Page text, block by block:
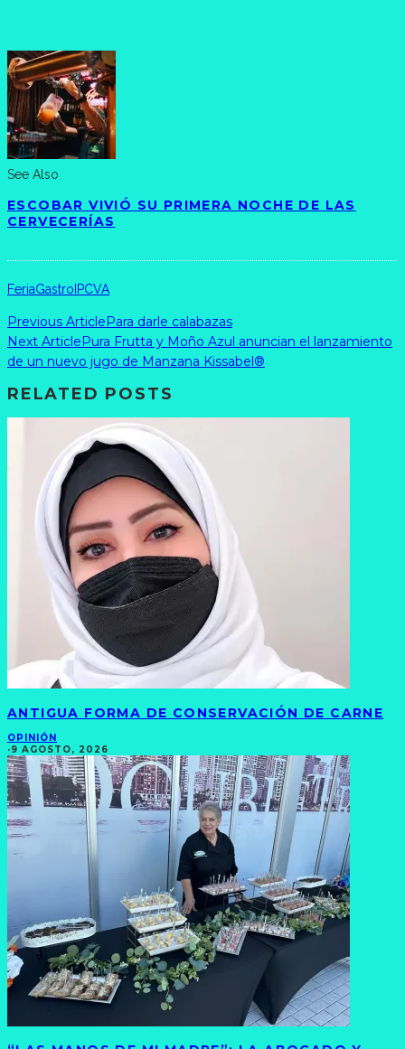
See Also
ESCOBAR VIVIÓ SU PRIMERA NOCHE DE LAS
CERVECERÍAS
FeriaGastro IPCVA
Previous Article Para darle calabazas
Next Article Pura Frutta y Moño Azul anuncian el lanzamiento
de un nuevo jugo de Manzana Kissabel®
RELATED POSTS
ANTIGUA FORMA DE CONSERVACIÓN DE CARNE
OPINIÓN
·9 AGOSTO, 2026